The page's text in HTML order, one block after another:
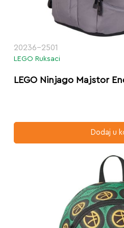
20236-2501
LEGO Ruksaci
LEGO Ninjago Majstor
Dodaj u